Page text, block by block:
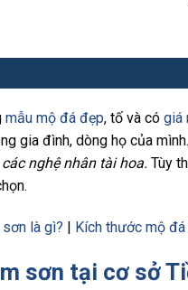
mẫu mộ đá đẹp, tố và có giá
gia đình, dòng họ của mình.
nghệ nhân tài hoa. Tùy
là gì? | Kích thước mộ
sơn tại cơ sở